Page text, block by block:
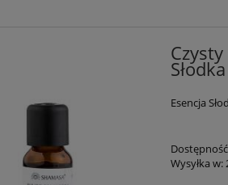
Esencja
Wysyłka w: